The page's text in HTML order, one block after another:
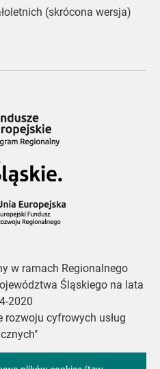
(skrócona wersja)
w ramach Regionalnego
Śląskiego na lata
2020
rozwoju cyfrowych usług